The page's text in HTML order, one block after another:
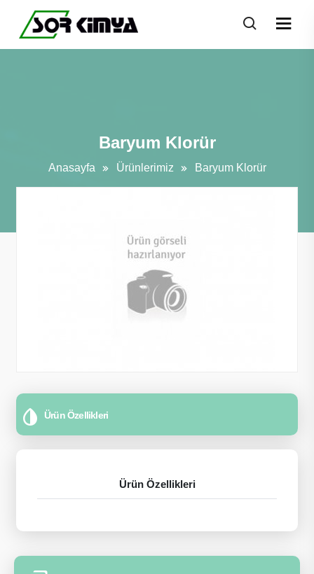
Baryum Klorür
Anasayfa Ürünlerimiz Baryum Klorür
Ürün Özellikleri
Ürün Özellikleri